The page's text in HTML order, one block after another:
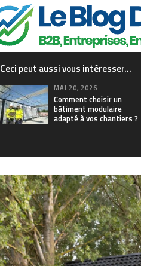
Ceci peut aussi vous intéresser...
MAI 20, 2026
Comment choisir un
bâtiment modulaire
adapté à vos chantiers ?